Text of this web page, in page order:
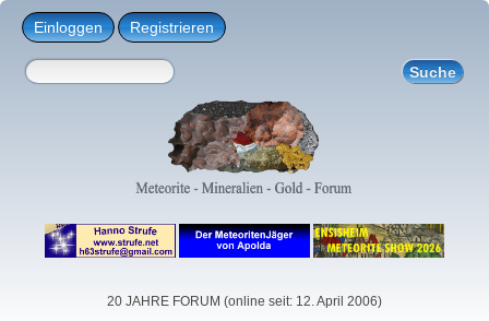
Einloggen Registrieren
20 JAHRE FORUM (online seit: 12. April 2006)